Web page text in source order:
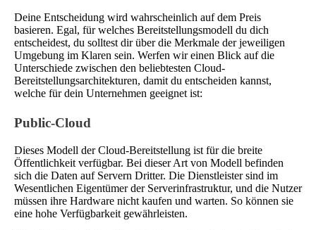
Deine Entscheidung wird wahrscheinlich auf dem Preis
basieren. Egal, für welches Bereitstellungsmodell du dich
entscheidest, du solltest dir über die Merkmale der jeweiligen
Umgebung im Klaren sein. Werfen wir einen Blick auf die
Unterschiede zwischen den beliebtesten Cloud-
Bereitstellungsarchitekturen, damit du entscheiden kannst,
welche für dein Unternehmen geeignet ist:
Public-Cloud
Dieses Modell der Cloud-Bereitstellung ist für die breite
Öffentlichkeit verfügbar. Bei dieser Art von Modell befinden
sich die Daten auf Servern Dritter. Die Dienstleister sind im
Wesentlichen Eigentümer der Serverinfrastruktur, und die Nutzer
müssen ihre Hardware nicht kaufen und warten. So können sie
eine hohe Verfügbarkeit gewährleisten.